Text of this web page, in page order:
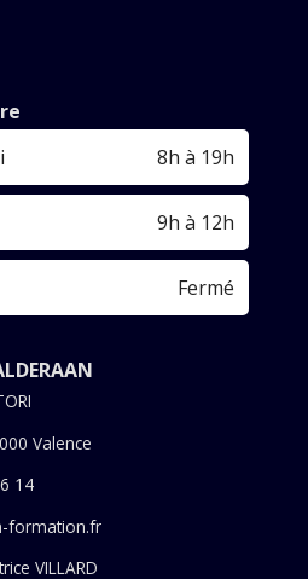
8h à 19h
9h à 12h
Fermé
Valence
14
formation.fr
VILLARD